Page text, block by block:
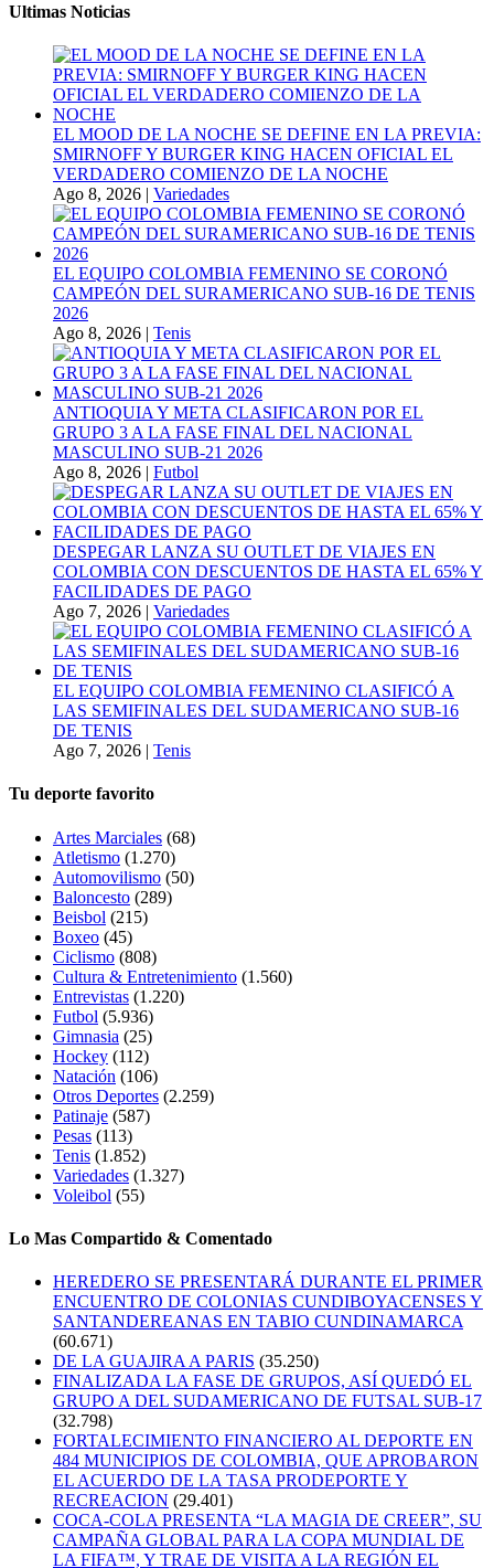
Ultimas Noticias
EL MOOD DE LA NOCHE SE DEFINE EN LA PREVIA:
SMIRNOFF Y BURGER KING HACEN OFICIAL EL
VERDADERO COMIENZO DE LA NOCHE
Ago 8, 2026 | Variedades
EL EQUIPO COLOMBIA FEMENINO SE CORONÓ
CAMPEÓN DEL SURAMERICANO SUB-16 DE TENIS
2026
Ago 8, 2026 | Tenis
ANTIOQUIA Y META CLASIFICARON POR EL
GRUPO 3 A LA FASE FINAL DEL NACIONAL
MASCULINO SUB-21 2026
Ago 8, 2026 | Futbol
DESPEGAR LANZA SU OUTLET DE VIAJES EN
COLOMBIA CON DESCUENTOS DE HASTA EL 65% Y
FACILIDADES DE PAGO
Ago 7, 2026 | Variedades
EL EQUIPO COLOMBIA FEMENINO CLASIFICÓ A
LAS SEMIFINALES DEL SUDAMERICANO SUB-16
DE TENIS
Ago 7, 2026 | Tenis
Tu deporte favorito
Artes Marciales (68)
Atletismo (1.270)
Automovilismo (50)
Baloncesto (289)
Beisbol (215)
Boxeo (45)
Ciclismo (808)
Cultura & Entretenimiento (1.560)
Entrevistas (1.220)
Futbol (5.936)
Gimnasia (25)
Hockey (112)
Natación (106)
Otros Deportes (2.259)
Patinaje (587)
Pesas (113)
Tenis (1.852)
Variedades (1.327)
Voleibol (55)
Lo Mas Compartido & Comentado
HEREDERO SE PRESENTARÁ DURANTE EL PRIMER
ENCUENTRO DE COLONIAS CUNDIBOYACENSES Y
SANTANDEREANAS EN TABIO CUNDINAMARCA
(60.671)
DE LA GUAJIRA A PARIS (35.250)
FINALIZADA LA FASE DE GRUPOS, ASÍ QUEDÓ EL
GRUPO A DEL SUDAMERICANO DE FUTSAL SUB-17
(32.798)
FORTALECIMIENTO FINANCIERO AL DEPORTE EN
484 MUNICIPIOS DE COLOMBIA, QUE APROBARON
EL ACUERDO DE LA TASA PRODEPORTE Y
RECREACION (29.401)
COCA-COLA PRESENTA “LA MAGIA DE CREER”, SU
CAMPAÑA GLOBAL PARA LA COPA MUNDIAL DE
LA FIFA™, Y TRAE DE VISITA A LA REGIÓN EL